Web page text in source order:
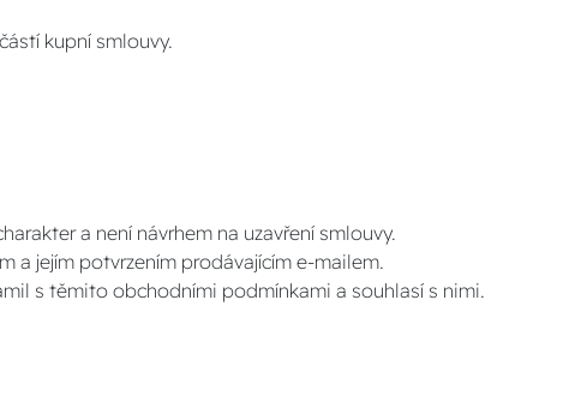
kupní smlouvy.
a není návrhem na uzavření smlouvy.
a jejím potvrzením prodávajícím e-mailem.
s těmito obchodními podmínkami a souhlasí s nimi.